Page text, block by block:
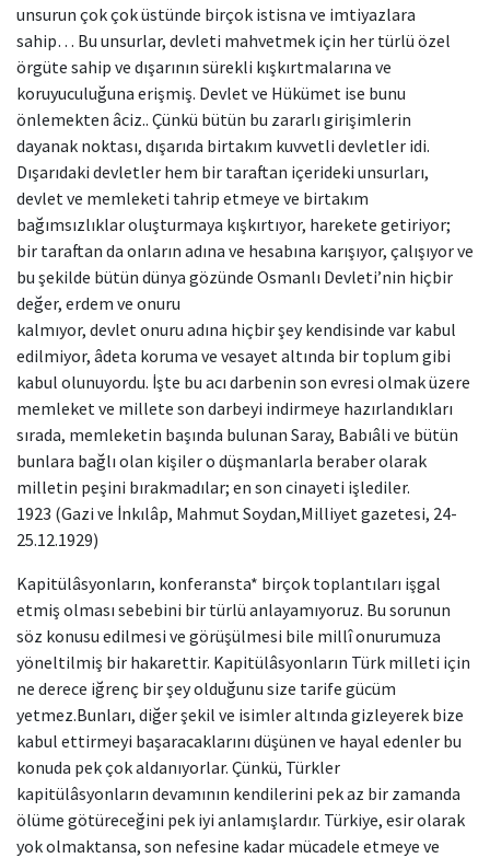
unsurun çok çok üstünde birçok istisna ve imtiyazlara
sahip… Bu unsurlar, devleti mahvetmek için her türlü özel
örgüte sahip ve dışarının sürekli kışkırtmalarına ve
koruyuculuğuna erişmiş. Devlet ve Hükümet ise bunu
önlemekten âciz.. Çünkü bütün bu zararlı girişimlerin
dayanak noktası, dışarıda birtakım kuvvetli devletler idi.
Dışarıdaki devletler hem bir taraftan içerideki unsurları,
devlet ve memleketi tahrip etmeye ve birtakım
bağımsızlıklar oluşturmaya kışkırtıyor, harekete getiriyor;
bir taraftan da onların adına ve hesabına karışıyor, çalışıyor ve
bu şekilde bütün dünya gözünde Osmanlı Devleti’nin hiçbir
değer, erdem ve onuru
kalmıyor, devlet onuru adına hiçbir şey kendisinde var kabul
edilmiyor, âdeta koruma ve vesayet altında bir toplum gibi
kabul olunuyordu. İşte bu acı darbenin son evresi olmak üzere
memleket ve millete son darbeyi indirmeye hazırlandıkları
sırada, memleketin başında bulunan Saray, Babıâli ve bütün
bunlara bağlı olan kişiler o düşmanlarla beraber olarak
milletin peşini bırakmadılar; en son cinayeti işlediler.
1923 (Gazi ve İnkılâp, Mahmut Soydan,Milliyet gazetesi, 24-
25.12.1929)
Kapitülâsyonların, konferansta* birçok toplantıları işgal
etmiş olması sebebini bir türlü anlayamıyoruz. Bu sorunun
söz konusu edilmesi ve görüşülmesi bile millî onurumuza
yöneltilmiş bir hakarettir. Kapitülâsyonların Türk milleti için
ne derece iğrenç bir şey olduğunu size tarife gücüm
yetmez.Bunları, diğer şekil ve isimler altında gizleyerek bize
kabul ettirmeyi başaracaklarını düşünen ve hayal edenler bu
konuda pek çok aldanıyorlar. Çünkü, Türkler
kapitülâsyonların devamının kendilerini pek az bir zamanda
ölüme götüreceğini pek iyi anlamışlardır. Türkiye, esir olarak
yok olmaktansa, son nefesine kadar mücadele etmeye ve